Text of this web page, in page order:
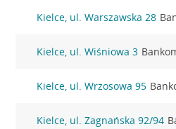
Kielce, ul. Warszawska 28
Kielce, ul. Wiśniowa 3
Kielce, ul. Wrzosowa 95
Kielce, ul. Zagnańska 92/94